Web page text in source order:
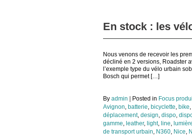
En stock : les
Nous venons de recevoir les
décliné en 2 versions, Roadster
l’exemple type du vélo urbain
Bosch qui permet […]
By admin Posted in Focus
Avignon, batterie, bicyclette, bike,
déplacement, design, dispo,
gamme, leather, light, line,
de transport urbain, N360, Nice,